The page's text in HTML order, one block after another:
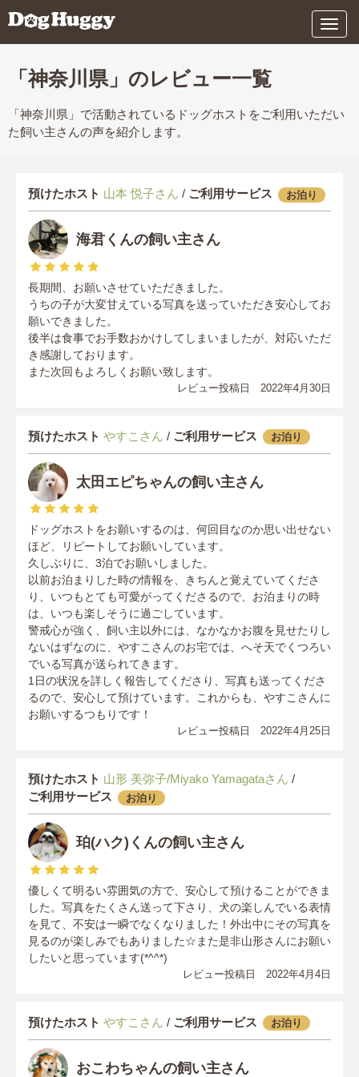
メ
ニ
「神奈川県」のレビュー一覧
「神奈川県」で活動されているドッグホストをご利用いただい
た飼い主さんの声を紹介します。
預けたホスト 山本 悦子さん / ご利用サービス お泊り
海君くんの飼い主さん
長期間、お願いさせていただきました。
うちの子が大変甘えている写真を送っていただき安心してお
願いできました。
後半は食事でお手数おかけしてしまいましたが、対応いただ
き感謝しております。
また次回もよろしくお願い致します。
レビュー投稿日 2022年4月30日
預けたホスト やすこさん / ご利用サービス お泊り
太田エピちゃんの飼い主さん
ドッグホストをお願いするのは、何回目なのか思い出せない
ほど、リピートしてお願いしています。
久しぶりに、3泊でお願いしました。
以前お泊まりした時の情報を、きちんと覚えていてくださ
り、いつもとても可愛がってくださるので、お泊まりの時
は、いつも楽しそうに過ごしています。
警戒心が強く、飼い主以外には、なかなかお腹を見せたりし
ないはずなのに、やすこさんのお宅では、へそ天でくつろい
でいる写真が送られてきます。
1日の状況を詳しく報告してくださり、写真も送ってくださ
るので、安心して預けています。これからも、やすこさんに
お願いするつもりです！
レビュー投稿日 2022年4月25日
預けたホスト 山形 美弥子/Miyako Yamagataさん /
ご利用サービス
お泊り
珀(ハク)くんの飼い主さん
優しくて明るい雰囲気の方で、安心して預けることができま
した。写真をたくさん送って下さり、犬の楽しんでいる表情
を見て、不安は一瞬でなくなりました！外出中にその写真を
見るのが楽しみでもありました☆また是非山形さんにお願い
したいと思っています(*^^*)
レビュー投稿日 2022年4月4日
預けたホスト やすこさん / ご利用サービス お泊り
おこわちゃんの飼い主さん